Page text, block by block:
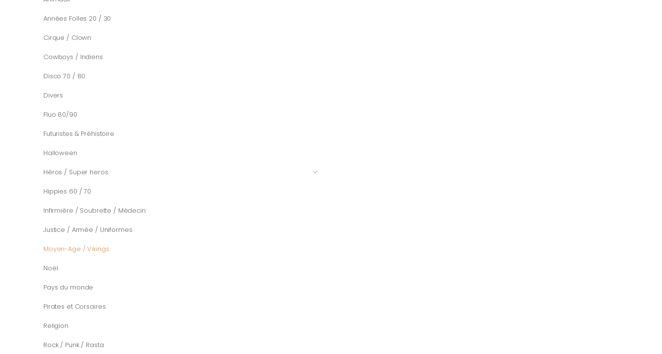
Années Folles 20 / 30
Cirque / Clown
Cowboys / Indiens
Disco 70 / 80
Divers
Fluo 80/90
Futuristes & Préhistoire
Halloween
Héros / Super heros
Hippies 60 / 70
Infirmière / Soubrette / Médecin
Justice / Armée / Uniformes
Moyen-Age / Vikings
Noël
Pays du monde
Pirates et Corsaires
Religion
Rock / Punk / Rasta